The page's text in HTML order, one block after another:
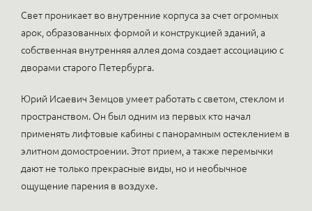
Свет проникает во внутренние корпуса за счет огромных
арок, образованных формой и конструкцией зданий, а
собственная внутренняя аллея дома создает ассоциацию с
дворами старого Петербурга.
Юрий Исаевич Земцов умеет работать с светом, стеклом и
пространством. Он был одним из первых кто начал
применять лифтовые кабины с панорамным остеклением в
элитном домостроении. Этот прием, а также перемычки
дают не только прекрасные виды, но и необычное
ощущение парения в воздухе.